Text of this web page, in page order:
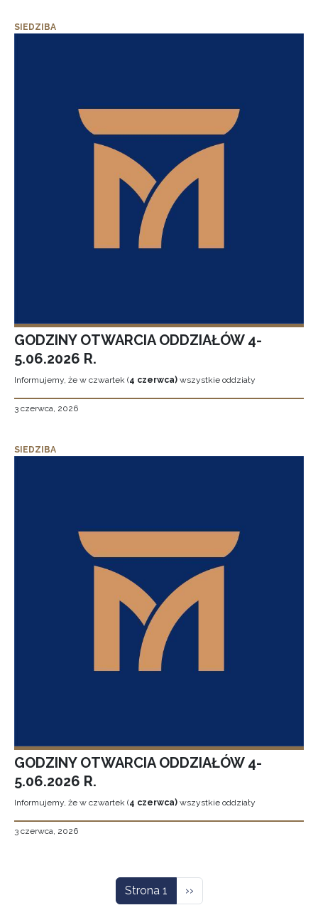
SIEDZIBA
GODZINY OTWARCIA ODDZIAŁÓW 4-
5.06.2026 R.
Informujemy, że w czwartek (4 czerwca) wszystkie oddziały
3 czerwca, 2026
SIEDZIBA
GODZINY OTWARCIA ODDZIAŁÓW 4-
5.06.2026 R.
Informujemy, że w czwartek (4 czerwca) wszystkie oddziały
3 czerwca, 2026
Strona 1 Następna strona
››